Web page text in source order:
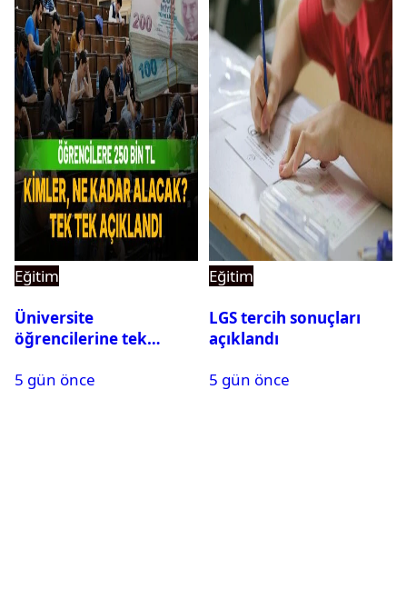
Eğitim
Üniversite
öğrencilerine tek
60 bin liraya kadar burs
5 gün önce
Eğitim
LGS tercih sonuçları
açıklandı
5 gün önce